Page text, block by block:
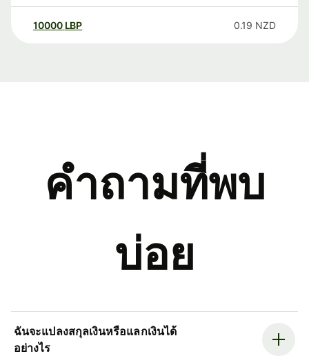
10000 LBP 0.19 NZD
คำถามที่พบ
บ่อย
ฉันจะแปลงสกุลเงินหรือแลกเงินได้
อย่างไร